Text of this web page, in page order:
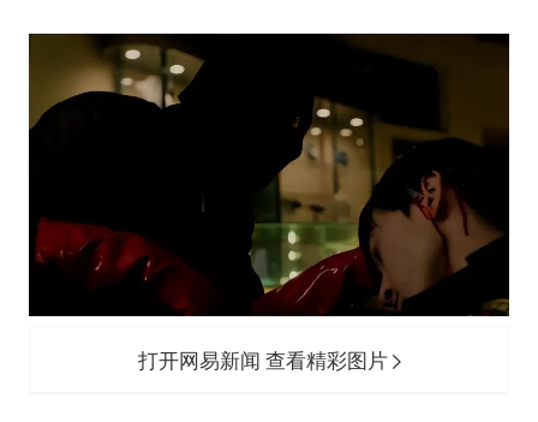
打开网易新闻 查看精彩图片